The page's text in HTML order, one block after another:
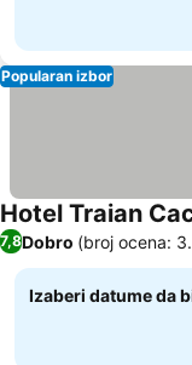
Popularan izbor
Hotel Traian
7,8Dobro (broj ocena:
Izaberi datume da